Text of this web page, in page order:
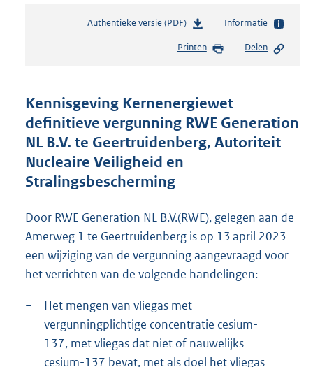
Authentieke versie (PDF)b
s
d
s
g
t
:
1
8
K
Informatie
Printen Delen
Kennisgeving Kernenergiewet
definitieve vergunning RWE Generation
NL B.V. te Geertruidenberg, Autoriteit
Nucleaire Veiligheid en
Stralingsbescherming
Door RWE Generation NL B.V.(RWE), gelegen aan de
Amerweg 1 te Geertruidenberg is op 13 april 2023
een wijziging van de vergunning aangevraagd voor
het verrichten van de volgende handelingen:
−
Het mengen van vliegas met
vergunningplichtige concentratie cesium-
137, met vliegas dat niet of nauwelijks
cesium-137 bevat, met als doel het vliegas